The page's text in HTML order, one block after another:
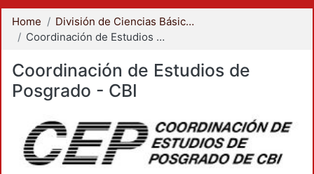
Home
División de Ciencias Básicas e Ingeniería
Coordinación de Estudios de Posgrado - CBI
Coordinación de Estudios de
Posgrado - CBI